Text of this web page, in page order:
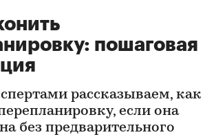
пошаговая
рассказываем, как
если она
без предварительного